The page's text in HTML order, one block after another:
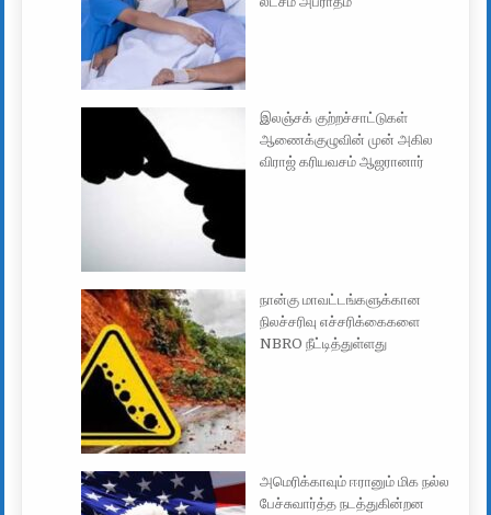
இலஞ்சக் குற்றச்சாட்டுகள்
ஆணைக்குழுவின் முன் அகில
விராஜ் கரியவசம் ஆஜரானார்
நான்கு மாவட்டங்களுக்கான
நிலச்சரிவு எச்சரிக்கைகளை
NBRO நீட்டித்துள்ளது
அமெரிக்காவும் ஈரானும் மிக நல்ல
பேச்சுவார்த்த நடத்துகின்றன